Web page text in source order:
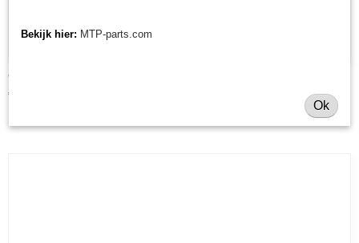
Wielvork Morgnieux TA cirkelmaaier
€ 87,02
Bekijk hier: MTP-parts.com
Ok